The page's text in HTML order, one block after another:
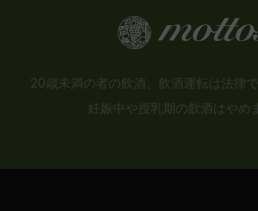
20歳未満の者の飲酒、飲酒運転は法律
妊娠中や授乳期の飲酒はやめ